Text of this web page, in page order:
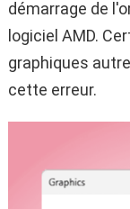
démarrage de
logiciel AMD.
graphiques
cette erreur.